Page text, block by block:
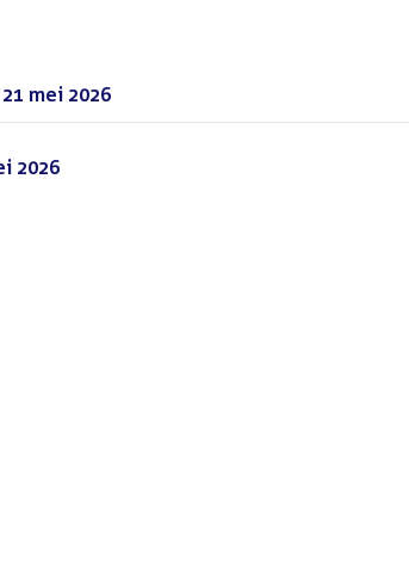
mei 2026
2026